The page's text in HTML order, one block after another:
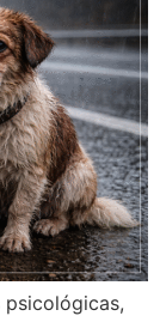
psicológicas,